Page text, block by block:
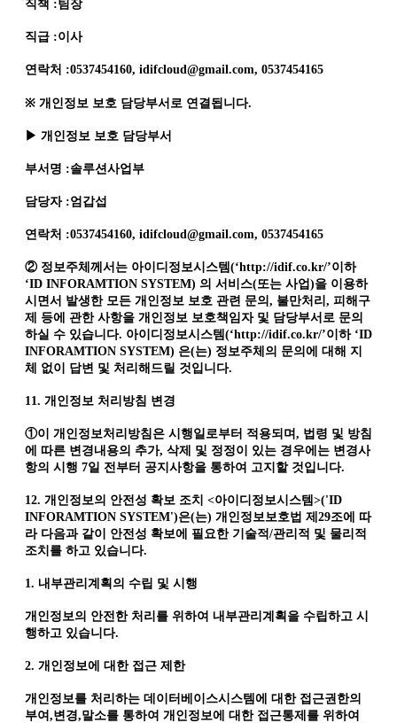
직책 :팀장
직급 :이사
연락처 :0537454160, idifcloud@gmail.com, 0537454165
※ 개인정보 보호 담당부서로 연결됩니다.
▶ 개인정보 보호 담당부서
부서명 :솔루션사업부
담당자 :엄갑섭
연락처 :0537454160, idifcloud@gmail.com, 0537454165
② 정보주체께서는 아이디정보시스템(‘http://idif.co.kr/’이하
‘ID INFORAMTION SYSTEM) 의 서비스(또는 사업)을 이용하
시면서 발생한 모든 개인정보 보호 관련 문의, 불만처리, 피해구
제 등에 관한 사항을 개인정보 보호책임자 및 담당부서로 문의
하실 수 있습니다. 아이디정보시스템(‘http://idif.co.kr/’이하 ‘ID
INFORAMTION SYSTEM) 은(는) 정보주체의 문의에 대해 지
체 없이 답변 및 처리해드릴 것입니다.
11. 개인정보 처리방침 변경
①이 개인정보처리방침은 시행일로부터 적용되며, 법령 및 방침
에 따른 변경내용의 추가, 삭제 및 정정이 있는 경우에는 변경사
항의 시행 7일 전부터 공지사항을 통하여 고지할 것입니다.
12. 개인정보의 안전성 확보 조치 <아이디정보시스템>('ID
INFORAMTION SYSTEM')은(는) 개인정보보호법 제29조에 따
라 다음과 같이 안전성 확보에 필요한 기술적/관리적 및 물리적
조치를 하고 있습니다.
1. 내부관리계획의 수립 및 시행
개인정보의 안전한 처리를 위하여 내부관리계획을 수립하고 시
행하고 있습니다.
2. 개인정보에 대한 접근 제한
개인정보를 처리하는 데이터베이스시스템에 대한 접근권한의
부여,변경,말소를 통하여 개인정보에 대한 접근통제를 위하여